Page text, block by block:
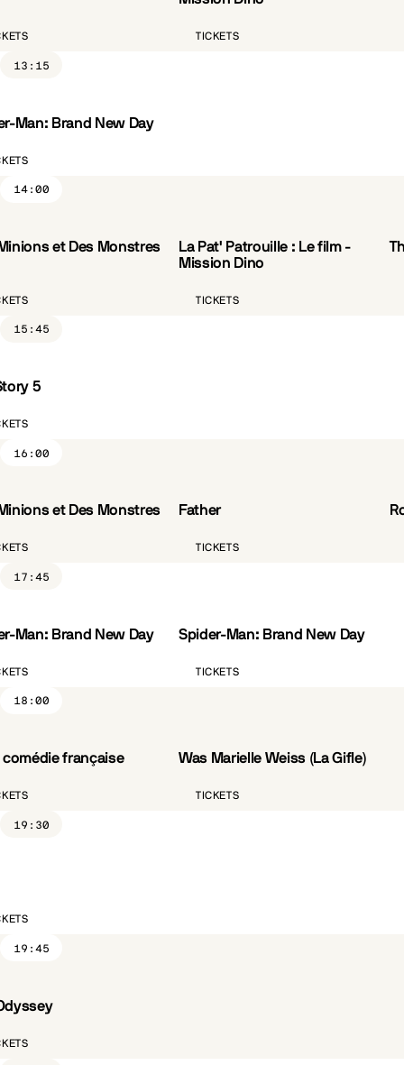
TICKETS
13:15
Man: Brand New Day
14:00
et Des Monstres
La Pat' Patrouille : Le film -
Mission Dino
VF
TICKETS
15:45
5
16:00
et Des Monstres Father
VO.ST.FR
TICKETS
17:45
Man: Brand New Day Spider-Man: Brand New Day
VO.ST.FR
TICKETS
18:00
comédie française Was Marielle Weiss (La Gifle)
VO.ST.FR CÔTÉ PARC
TICKETS
19:30
19:45